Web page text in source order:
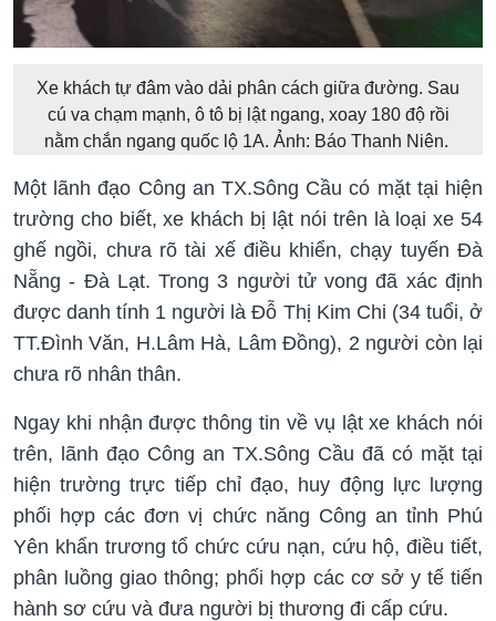
Xe khách tự đâm vào dải phân cách giữa đường. Sau
cú va chạm mạnh, ô tô bị lật ngang, xoay 180 độ rồi
nằm chắn ngang quốc lộ 1A. Ảnh: Báo Thanh Niên.
Một lãnh đạo Công an TX.Sông Cầu có mặt tại hiện
trường cho biết, xe khách bị lật nói trên là loại xe 54
ghế ngồi, chưa rõ tài xế điều khiển, chạy tuyến Đà
Nẵng - Đà Lạt. Trong 3 người tử vong đã xác định
được danh tính 1 người là Đỗ Thị Kim Chi (34 tuổi, ở
TT.Đình Văn, H.Lâm Hà, Lâm Đồng), 2 người còn lại
chưa rõ nhân thân.
Ngay khi nhận được thông tin về vụ lật xe khách nói
trên, lãnh đạo Công an TX.Sông Cầu đã có mặt tại
hiện trường trực tiếp chỉ đạo, huy động lực lượng
phối hợp các đơn vị chức năng Công an tỉnh Phú
Yên khẩn trương tổ chức cứu nạn, cứu hộ, điều tiết,
phân luồng giao thông; phối hợp các cơ sở y tế tiến
hành sơ cứu và đưa người bị thương đi cấp cứu.